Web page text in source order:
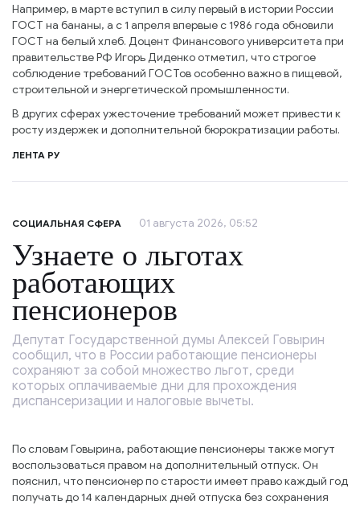
Например, в марте вступил в силу первый в истории России
ГОСТ на бананы, а с 1 апреля впервые с 1986 года обновили
ГОСТ на белый хлеб. Доцент Финансового университета при
правительстве РФ Игорь Диденко отметил, что строгое
соблюдение требований ГОСТов особенно важно в пищевой,
строительной и энергетической промышленности.
В других сферах ужесточение требований может привести к
росту издержек и дополнительной бюрократизации работы.
ЛЕНТА РУ
СОЦИАЛЬНАЯ СФЕРА 01 августа 2026, 05:52
Узнаете о льготах
работающих
пенсионеров
Депутат Государственной думы Алексей Говырин
сообщил, что в России работающие пенсионеры
сохраняют за собой множество льгот, среди
которых оплачиваемые дни для прохождения
диспансеризации и налоговые вычеты.
По словам Говырина, работающие пенсионеры также могут
воспользоваться правом на дополнительный отпуск. Он
пояснил, что пенсионер по старости имеет право каждый год
получать до 14 календарных дней отпуска без сохранения